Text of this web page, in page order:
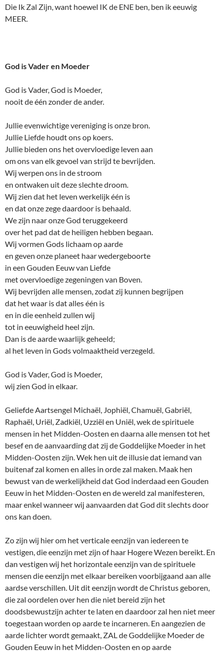
Die Ik Zal Zijn, want hoewel IK de ENE ben, ben ik eeuwig
MEER.
God is Vader en Moeder
God is Vader, God is Moeder,
nooit de één zonder de ander.
Jullie evenwichtige vereniging is onze bron.
Jullie Liefde houdt ons op koers.
Jullie bieden ons het overvloedige leven aan
om ons van elk gevoel van strijd te bevrijden.
Wij werpen ons in de stroom
en ontwaken uit deze slechte droom.
Wij zien dat het leven werkelijk één is
en dat onze zege daardoor is behaald.
We zijn naar onze God teruggekeerd
over het pad dat de heiligen hebben begaan.
Wij vormen Gods lichaam op aarde
en geven onze planeet haar wedergeboorte
in een Gouden Eeuw van Liefde
met overvloedige zegeningen van Boven.
Wij bevrijden alle mensen, zodat zij kunnen begrijpen
dat het waar is dat alles één is
en in die eenheid zullen wij
tot in eeuwigheid heel zijn.
Dan is de aarde waarlijk geheeld;
al het leven in Gods volmaaktheid verzegeld.
God is Vader, God is Moeder,
wij zien God in elkaar.
Geliefde Aartsengel Michaël, Jophiël, Chamuël, Gabriël,
Raphaël, Uriël, Zadkiël, Uzziël en Uniël, wek de spirituele
mensen in het Midden-Oosten en daarna alle mensen tot het
besef en de aanvaarding dat zij de Goddelijke Moeder in het
Midden-Oosten zijn. Wek hen uit de illusie dat iemand van
buitenaf zal komen en alles in orde zal maken. Maak hen
bewust van de werkelijkheid dat God inderdaad een Gouden
Eeuw in het Midden-Oosten en de wereld zal manifesteren,
maar enkel wanneer wij aanvaarden dat God dit slechts door
ons kan doen.
Zo zijn wij hier om het verticale eenzijn van iedereen te
vestigen, die eenzijn met zijn of haar Hogere Wezen bereikt. En
dan vestigen wij het horizontale eenzijn van de spirituele
mensen die eenzijn met elkaar bereiken voorbijgaand aan alle
aardse verschillen. Uit dit eenzijn wordt de Christus geboren,
die zal oordelen over hen die niet bereid zijn het
doodsbewustzijn achter te laten en daardoor zal hen niet meer
toegestaan worden op aarde te incarneren. En aangezien de
aarde lichter wordt gemaakt, ZAL de Goddelijke Moeder de
Gouden Eeuw in het Midden-Oosten en op aarde